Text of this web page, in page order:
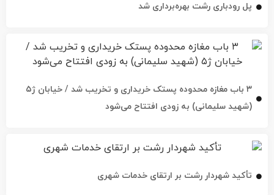
پل رودباری رشت بهره‌برداری شد
۳ باب مغازه محدوده پستک خریداری و تخریب شد / خیابان ژ۵
(شهید سلیمانی) به زودی افتتاح می‌شود
تأکید شهردار رشت بر ارتقای خدمات شهری